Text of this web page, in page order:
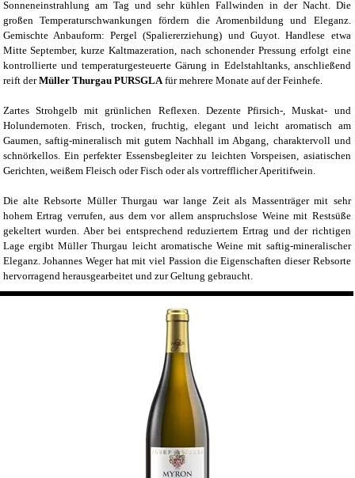
Sonneneinstrahlung am Tag und sehr kühlen Fallwinden in der Nacht. Die
großen Temperaturschwankungen fördern die Aromenbildung und Eleganz.
Gemischte Anbauform: Pergel (Spaliererziehung) und Guyot. Handlese etwa
Mitte September, kurze Kaltmazeration, nach schonender Pressung erfolgt eine
kontrollierte und temperaturgesteuerte Gärung in Edelstahltanks, anschließend
reift derMüller Thurgau PURSGLAfür mehrere Monate auf der Feinhefe.
Zartes Strohgelb mit grünlichen Reflexen. Dezente Pfirsich-, Muskat- und
Holundernoten. Frisch, trocken, fruchtig, elegant und leicht aromatisch am
Gaumen, saftig-mineralisch mit gutem Nachhall im Abgang, charaktervoll und
schnörkellos. Ein perfekter Essensbegleiter zu leichten Vorspeisen, asiatischen
Gerichten, weißem Fleisch oder Fisch oder als vortrefflicher Aperitifwein.
Die alte Rebsorte Müller Thurgau war lange Zeit als Massenträger mit sehr
hohem Ertrag verrufen, aus dem vor allem anspruchslose Weine mit Restsüße
gekeltert wurden. Aber bei entsprechend reduziertem Ertrag und der richtigen
Lage ergibt Müller Thurgau leicht aromatische Weine mit saftig-mineralischer
Eleganz. Johannes Weger hat mit viel Passion die Eigenschaften dieser Rebsorte
hervorragend herausgearbeitet und zur Geltung gebraucht.